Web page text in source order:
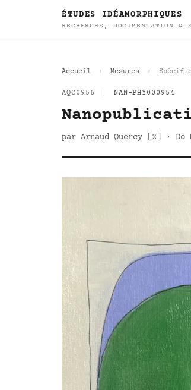
ÉTUDES IDÉAMORPHIQUES
RECHERCHE, DOCUMENTATION &
Accueil Mesures
AQC0956 NAN-PHY000954
par Arnaud Quercy [2] · Do